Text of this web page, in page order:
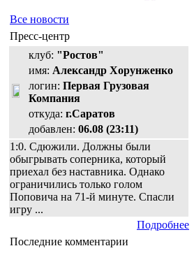
Все новости
Пресс-центр
клуб: "Ростов"
имя: Александр Хорунженко
логин: Первая Грузовая
Компания
откуда: г.Саратов
добавлен: 06.08 (23:11)
1:0. Сдюжили. Должны были
обыгрывать соперника, который
приехал без наставника. Однако
ограничились только голом
Поповича на 71-й минуте. Спасли
игру ...
Подробнее
Последние комментарии